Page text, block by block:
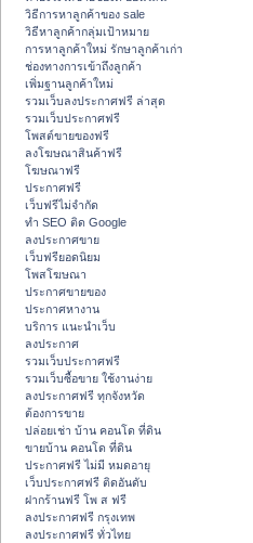
วิธีการหาลูกค้าของ sale
วิธีหาลูกค้ากลุ่มเป้าหมาย
การหาลูกค้าใหม่ รักษาลูกค้าเก่า
ช่องทางการเข้าถึงลูกค้า
เพิ่มฐานลูกค้าใหม่
รวมเว็บลงประกาศฟรี ล่าสุด
รวมเว็บประกาศฟรี
โพสต์ขายของฟรี
ลงโฆษณาสินค้าฟรี
โฆษณาฟรี
ประกาศฟรี
เว็บฟรีไม่จำกัด
ทำ SEO ติด Google
ลงประกาศขาย
เว็บฟรียอดนิยม
โพสโฆษณา
ประกาศขายของ
ประกาศหางาน
บริการ แนะนำเว็บ
ลงประกาศ
รวมเว็บประกาศฟรี
รวมเว็บซื้อขาย ใช้งานง่าย
ลงประกาศฟรี ทุกจังหวัด
ต้องการขาย
ปล่อยเช่า บ้าน คอนโด ที่ดิน
ขายบ้าน คอนโด ที่ดิน
ประกาศฟรี ไม่มี หมดอายุ
เว็บประกาศฟรี ติดอันดับ
ฝากร้านฟรี โพ ส ฟรี
ลงประกาศฟรี กรุงเทพ
ลงประกาศฟรี ทั่วไทย